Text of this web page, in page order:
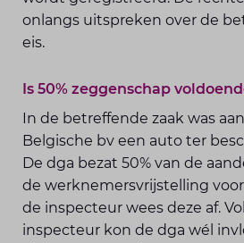
onlangs uitspreken over de
eis.
Is 50% zeggenschap
In de betreffende zaak was
Belgische bv een auto ter
De dga bezat 50% van de
de werknemersvrijstelling
de inspecteur wees deze af.
inspecteur kon de dga wél